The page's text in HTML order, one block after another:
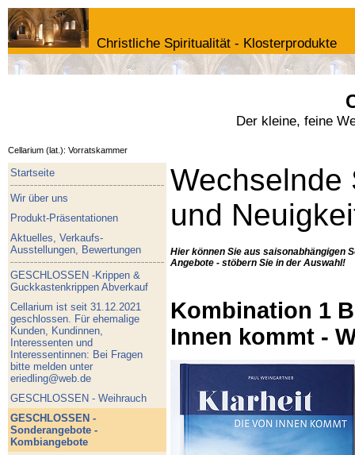
Christliche Spiritualität - Klosterprodukte
Der kleine, feine
Cellarium (lat.): Vorratskammer
Startseite
Wir über uns
Produkt-Präsentationen
Aktuelles, Verkaufs-
Ausstellungen, Bewertungen
GESCHLOSSEN -Krippen &
Guckkastenkrippen Abverkauf
Cellarium ist seit 31.12.2021
geschlossen. Für ehemalige
Kunden, Kundinnen,
Interessenten und
Interessentinnen: Bei Fragen
bitte melden unter
eriedling@web.de
GESCHLOSSEN - Weihrauch
GESCHLOSSEN -
Sonderangebote -
Kombiangebote
Wechselnde
und
Hier können Sie aus saisonabhängigen
Angebote - stöbern Sie in der Auswahl!
Kombination 1
Innen kommt -